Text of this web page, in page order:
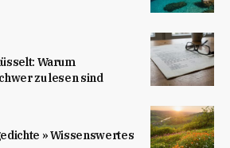
Warum
zu lesen sind
» Wissenswertes